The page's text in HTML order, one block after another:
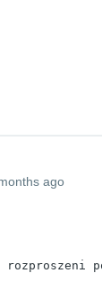
ago